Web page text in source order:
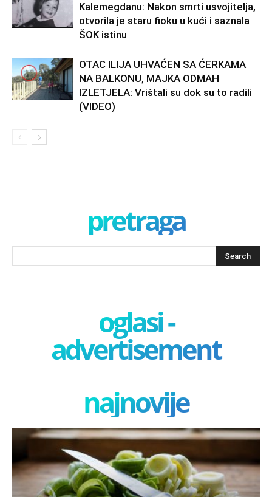
Kalemegdanu: Nakon smrti usvojitelja,
otvorila je staru fioku u kući i saznala
ŠOK istinu
OTAC ILIJA UHVAĆEN SA ĆERKAMA
NA BALKONU, MAJKA ODMAH
IZLETJELA: Vrištali su dok su to radili
(VIDEO)
pretraga
oglasi -
advertisement
najnovije